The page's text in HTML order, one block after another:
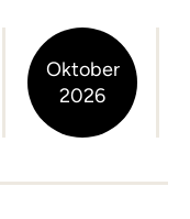
Oktober
2026